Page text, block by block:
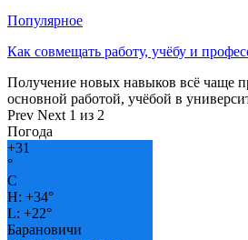
Популярное
Как совмещать работу, учёбу и
Получение новых навыков всё чаще
основной работой, учёбой в
Prev Next 1 из 2
Погода
+31
°
C
H: +34°
L: +22°
Барановичи